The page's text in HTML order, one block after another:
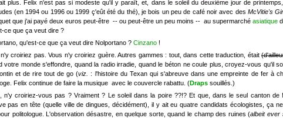
plus. Felix n'est pas si modeste qu'il y paraît, et, dans le soleil du deuxième jour de
(en 1994 ou 1996 ou 1999 ç'eût été du thé), je bois un peu de café noir avec des McVitie's
que j'ai payé deux euros peut-être -- ou peut-être un peu moins -- au supermarchéasiatique
ce que ça veut dire ?
qu'est-ce que ça veut dire Nolportano ? Cinzano !
n'y croiriez pas. Vous n'y croiriez guère. Autres gammes : tout, dans cette traduction, était
votre monde s'effondre, quand la radio irradie, quand le béton ne coule plus, croyez-vous qu'il
et de rire tout de go (viz. : l'histoire du Texan qui s'abreuve dans une empreinte de fer à
Felix continue de faire la musique avec le couvercle rabattu. (Draps souillés.)
n'y croiriez-vous pas ? Vraiment ? Le soleil dans la poire ??!? Et que, dans le seul canton de
pas en tête (quelle ville de dingues, décidément), il y ait eu quatre candidats écologistes, ça
politologue. L'observation désastre, en quelque sorte, quand le champ des ruines (albeit ever